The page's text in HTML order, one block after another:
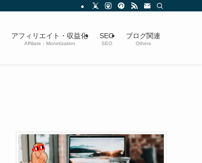
アフィリエイト・収益化
Affiliate・Monetization
SEO
SEO
ブログ関連
Others